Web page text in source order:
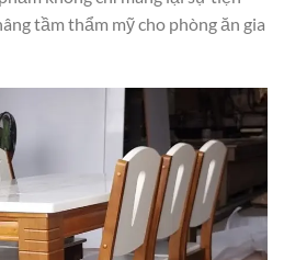
tầm thẩm mỹ cho phòng ăn gia